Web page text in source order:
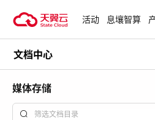
试用，产品折扣等，助您
活动 息壤智算
文档中心
媒体存储